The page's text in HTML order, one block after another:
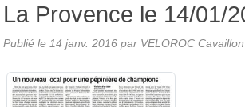
La Provence le 14/01/
Publié le 14 janv. 2016 par VELOROC Cavaillon